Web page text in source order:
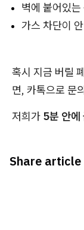
벽에 붙어있
가스 차단이
혹시 지금 버릴
면, 카톡으로 문
저희가 5분 안에
Share article